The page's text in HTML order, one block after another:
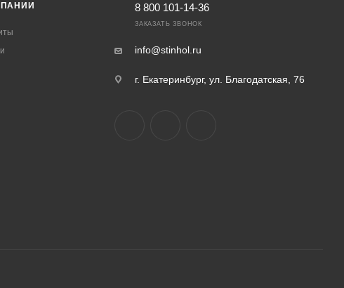
8 800 101-14-36
ЗАКАЗАТЬ ЗВОНОК
info@stinhol.ru
г. Екатеринбург, ул. Благодатская, 76